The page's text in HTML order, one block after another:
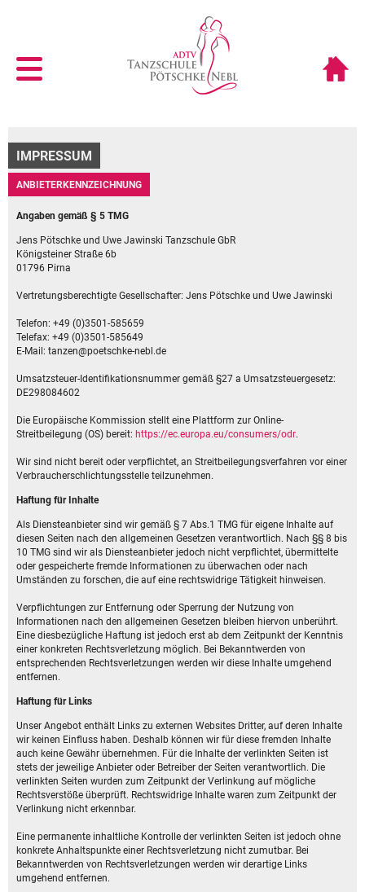
IMPRESSUM
ANBIETERKENNZEICHNUNG
Angaben gemäß § 5 TMG
Jens Pötschke und Uwe Jawinski Tanzschule GbR
Königsteiner Straße 6b
01796 Pirna
Vertretungsberechtigte Gesellschafter: Jens Pötschke und Uwe Jawinski
Telefon: +49 (0)3501-585659
Telefax: +49 (0)3501-585649
E-Mail: tanzen@poetschke-nebl.de
Umsatzsteuer-Identifikationsnummer gemäß §27 a Umsatzsteuergesetz:
DE298084602
Die Europäische Kommission stellt eine Plattform zur Online-
Streitbeilegung (OS) bereit: https://ec.europa.eu/consumers/odr.
Wir sind nicht bereit oder verpflichtet, an Streitbeilegungsverfahren vor einer
Verbraucherschlichtungsstelle teilzunehmen.
Haftung für Inhalte
Als Diensteanbieter sind wir gemäß § 7 Abs.1 TMG für eigene Inhalte auf
diesen Seiten nach den allgemeinen Gesetzen verantwortlich. Nach §§ 8 bis
10 TMG sind wir als Diensteanbieter jedoch nicht verpflichtet, übermittelte
oder gespeicherte fremde Informationen zu überwachen oder nach
Umständen zu forschen, die auf eine rechtswidrige Tätigkeit hinweisen.
Verpflichtungen zur Entfernung oder Sperrung der Nutzung von
Informationen nach den allgemeinen Gesetzen bleiben hiervon unberührt.
Eine diesbezügliche Haftung ist jedoch erst ab dem Zeitpunkt der Kenntnis
einer konkreten Rechtsverletzung möglich. Bei Bekanntwerden von
entsprechenden Rechtsverletzungen werden wir diese Inhalte umgehend
entfernen.
Haftung für Links
Unser Angebot enthält Links zu externen Websites Dritter, auf deren Inhalte
wir keinen Einfluss haben. Deshalb können wir für diese fremden Inhalte
auch keine Gewähr übernehmen. Für die Inhalte der verlinkten Seiten ist
stets der jeweilige Anbieter oder Betreiber der Seiten verantwortlich. Die
verlinkten Seiten wurden zum Zeitpunkt der Verlinkung auf mögliche
Rechtsverstöße überprüft. Rechtswidrige Inhalte waren zum Zeitpunkt der
Verlinkung nicht erkennbar.
Eine permanente inhaltliche Kontrolle der verlinkten Seiten ist jedoch ohne
konkrete Anhaltspunkte einer Rechtsverletzung nicht zumutbar. Bei
Bekanntwerden von Rechtsverletzungen werden wir derartige Links
umgehend entfernen.